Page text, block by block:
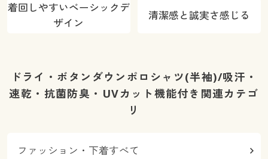
着回しやすいベーシックデ
ザイン
清潔感と誠実さ感じる
ドライ・ボタンダウンポロシャツ(半袖)/吸汗・
速乾・抗菌防臭・UVカット機能付き関連カテゴ
リ
ファッション・下着すべて